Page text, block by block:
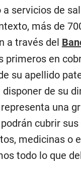
a servicios de
más de
a través del
primeros en
su apellido
disponer de su
una
cubrir
medicinas o
todo lo que